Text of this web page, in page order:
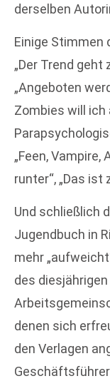
derselben
Einige Stimmen
„Der Trend geht
„Angeboten
Zombies will ich
„Feen, Vampire,
runter“, „Das ist
Und schließlich
Jugendbuch in
mehr
des
denen sich
den Verlagen